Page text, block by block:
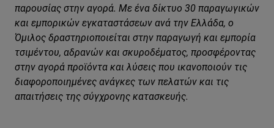
παρουσίας στην αγορά. Με ένα δίκτυο 30 παραγωγικών
και εμπορικών εγκαταστάσεων ανά την Ελλάδα, ο
Όμιλος δραστηριοποιείται στην παραγωγή και εμπορία
τσιμέντου, αδρανών και σκυροδέματος, προσφέροντας
στην αγορά προϊόντα και λύσεις που ικανοποιούν τις
διαφοροποιημένες ανάγκες των πελατών και τις
απαιτήσεις της σύγχρονης κατασκευής.